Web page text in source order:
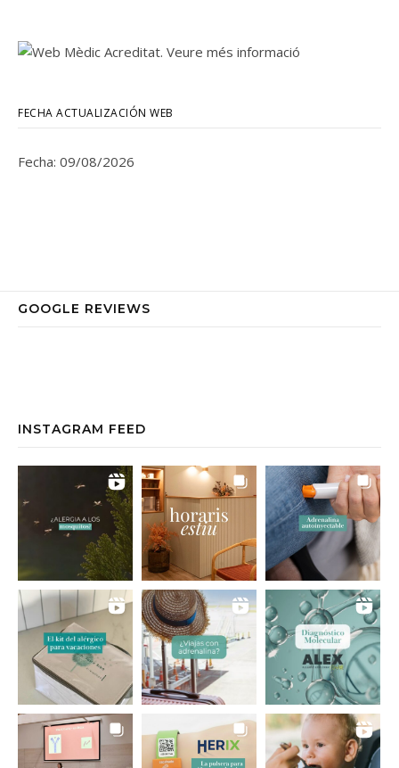
FECHA ACTUALIZACIÓN WEB
Fecha: 09/08/2026
GOOGLE REVIEWS
INSTAGRAM FEED